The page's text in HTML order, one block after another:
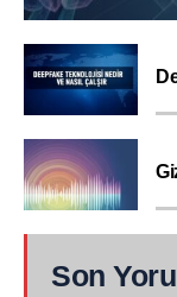
Son